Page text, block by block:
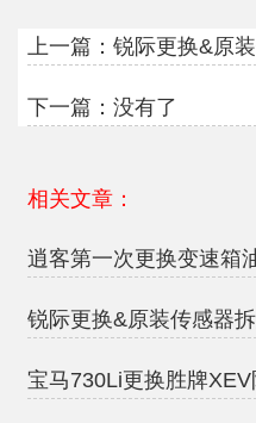
上一篇： 锐际更换&原
下一篇：没有了
相关文章：
逍客第一次更换变速箱
锐际更换&原装传感器
宝马730Li更换胜牌